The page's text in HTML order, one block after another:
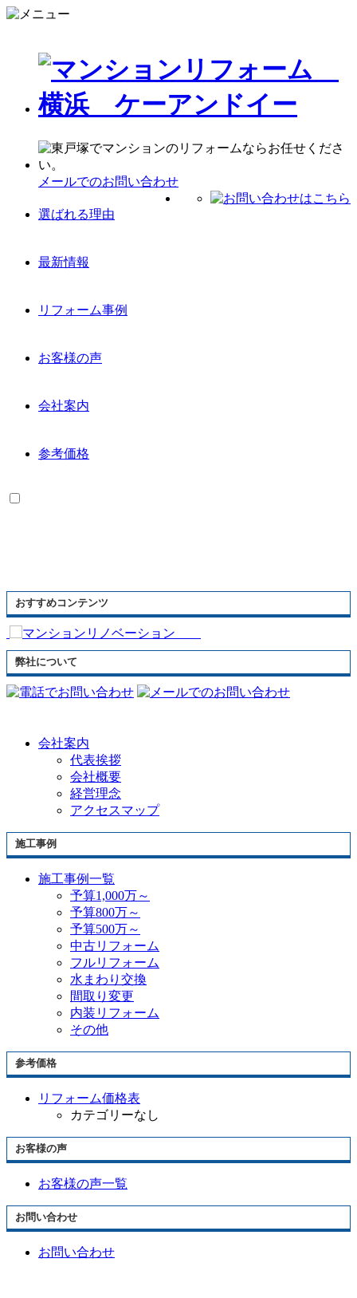
メールでのお問い合わせ
選ばれる理由
最新情報
リフォーム事例
お客様の声
会社案内
参考価格
おすすめコンテンツ
弊社について
会社案内
代表挨拶
会社概要
経営理念
アクセスマップ
施工事例
施工事例一覧
予算1,000万～
予算800万～
予算500万～
中古リフォーム
フルリフォーム
水まわり交換
間取り変更
内装リフォーム
その他
参考価格
リフォーム価格表
カテゴリーなし
お客様の声
お客様の声一覧
お問い合わせ
お問い合わせ